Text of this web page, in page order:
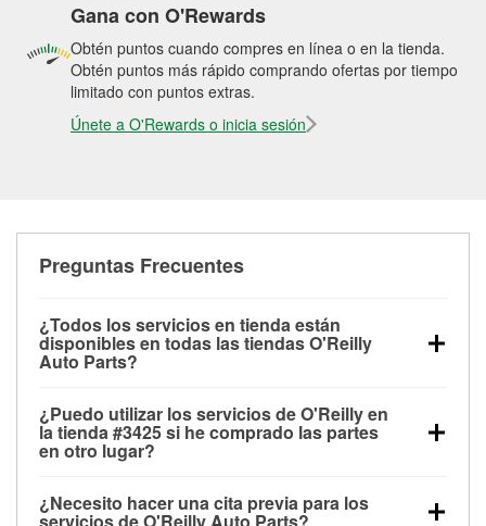
Gana con O'Rewards
Obtén puntos cuando compres en línea o en la tienda.
Obtén puntos más rápido comprando ofertas por tiempo
limitado con puntos extras.
Únete a O'Rewards o inicia sesión
Preguntas Frecuentes
¿Todos los servicios en tienda están
disponibles en todas las tiendas O'Reilly
Auto Parts?
las pruebas de batería, pruebas de alternador y
motor de arranque, revisión de la luz “Check Engine”
con O'Reilly VeriScan® e instalación de
limpiaparabrisas o bombillas, están disponibles en
todas las tiendas O'Reilly Auto Parts. La tienda
¿Puedo utilizar los servicios de O'Reilly en
la tienda #3425 si he comprado las partes
en otro lugar?
de O'Reilly Auto Parts que estén disponibles en la
¿Necesito hacer una cita previa para los